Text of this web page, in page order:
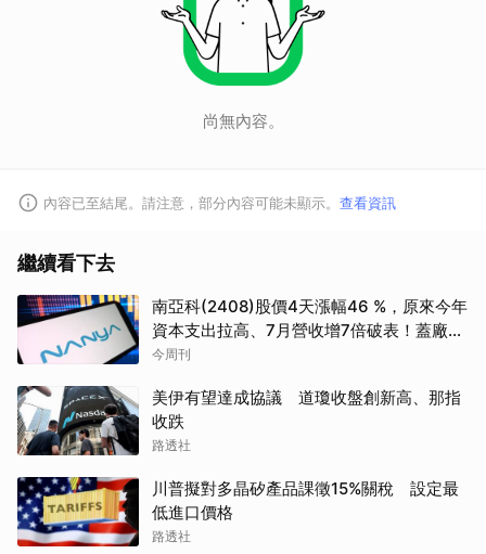
尚無內容。
內容已至結尾。請注意，部分內容可能未顯示。 查看資訊
繼續看下去
南亞科(2408)股價4天漲幅46 %，原來今年
資本支出拉高、7月營收增7倍破表！蓋廠買
設備最新營運目標曝光
今周刊
美伊有望達成協議 道瓊收盤創新高、那指
收跌
路透社
川普擬對多晶矽產品課徵15%關稅 設定最
低進口價格
路透社